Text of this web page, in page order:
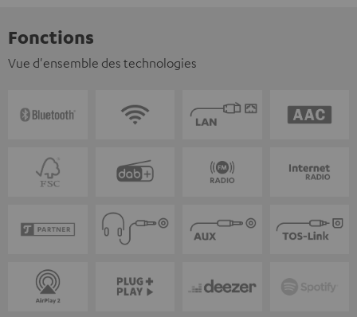
Fonctions
Vue d'ensemble des technologies